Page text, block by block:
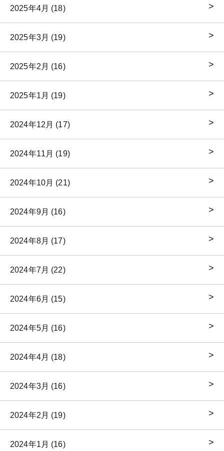
2025年4月 (18)
2025年3月 (19)
2025年2月 (16)
2025年1月 (19)
2024年12月 (17)
2024年11月 (19)
2024年10月 (21)
2024年9月 (16)
2024年8月 (17)
2024年7月 (22)
2024年6月 (15)
2024年5月 (16)
2024年4月 (18)
2024年3月 (16)
2024年2月 (19)
2024年1月 (16)